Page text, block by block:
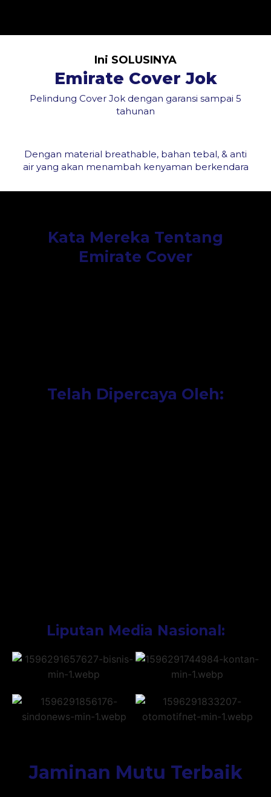
Ini SOLUSINYA
Emirate Cover Jok
Pelindung Cover Jok dengan garansi sampai 5
tahunan
Dengan material breathable, bahan tebal, & anti
air yang akan menambah kenyaman berkendara
Kata Mereka Tentang
Emirate Cover
Telah Dipercaya Oleh:
Liputan Media Nasional:
Jaminan Mutu Terbaik